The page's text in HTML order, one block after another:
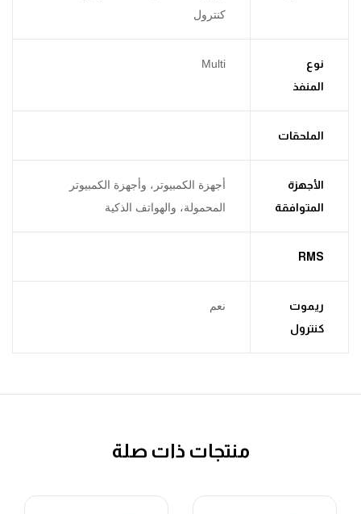
كنترول
نوع
المنفذ
Multi
الملحقات
الأجهزة
المتوافقة
أجهزة الكمبيوتر، وأجهزة الكمبيوتر
المحمولة، والهواتف الذكية
RMS
ريموت
كنترول
نعم
منتجات ذات صلة